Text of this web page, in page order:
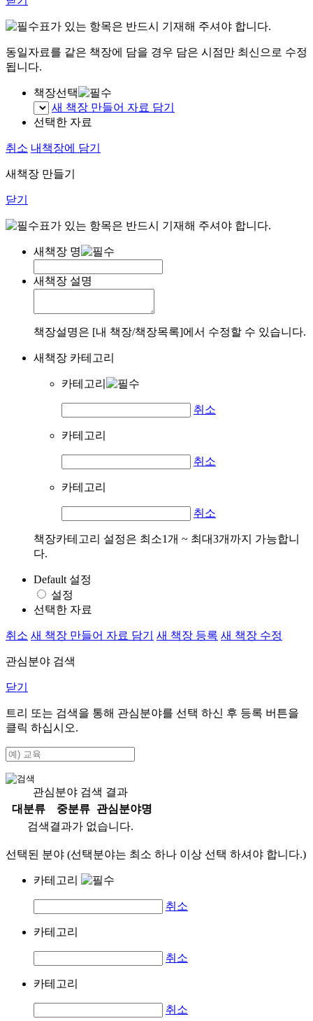
표가 있는 항목은 반드시 기재해 주셔야 합니다.
동일자료를 같은 책장에 담을 경우 담은 시점만 최신으로 수정
됩니다.
책장선택
새 책장 만들어 자료 담기
선택한 자료
취소 내책장에 담기
새책장 만들기
닫기
표가 있는 항목은 반드시 기재해 주셔야 합니다.
새책장 명
새책장 설명
책장설명은 [내 책장/책장목록]에서 수정할 수 있습니다.
새책장 카테고리
카테고리
취소
카테고리
취소
카테고리
취소
책장카테고리 설정은 최소1개 ~ 최대3개까지 가능합니
다.
Default 설정
설정
선택한 자료
취소 새 책장 만들어 자료 담기 새 책장 등록 새 책장 수정
관심분야 검색
닫기
트리 또는 검색을 통해 관심분야를 선택 하신 후 등록 버튼을
클릭 하십시오.
관심분야 검색 결과
대분류
중분류
관심분야명
검색결과가 없습니다.
선택된 분야 (선택분야는 최소 하나 이상 선택 하셔야 합니다.)
카테고리
취소
카테고리
취소
카테고리
취소